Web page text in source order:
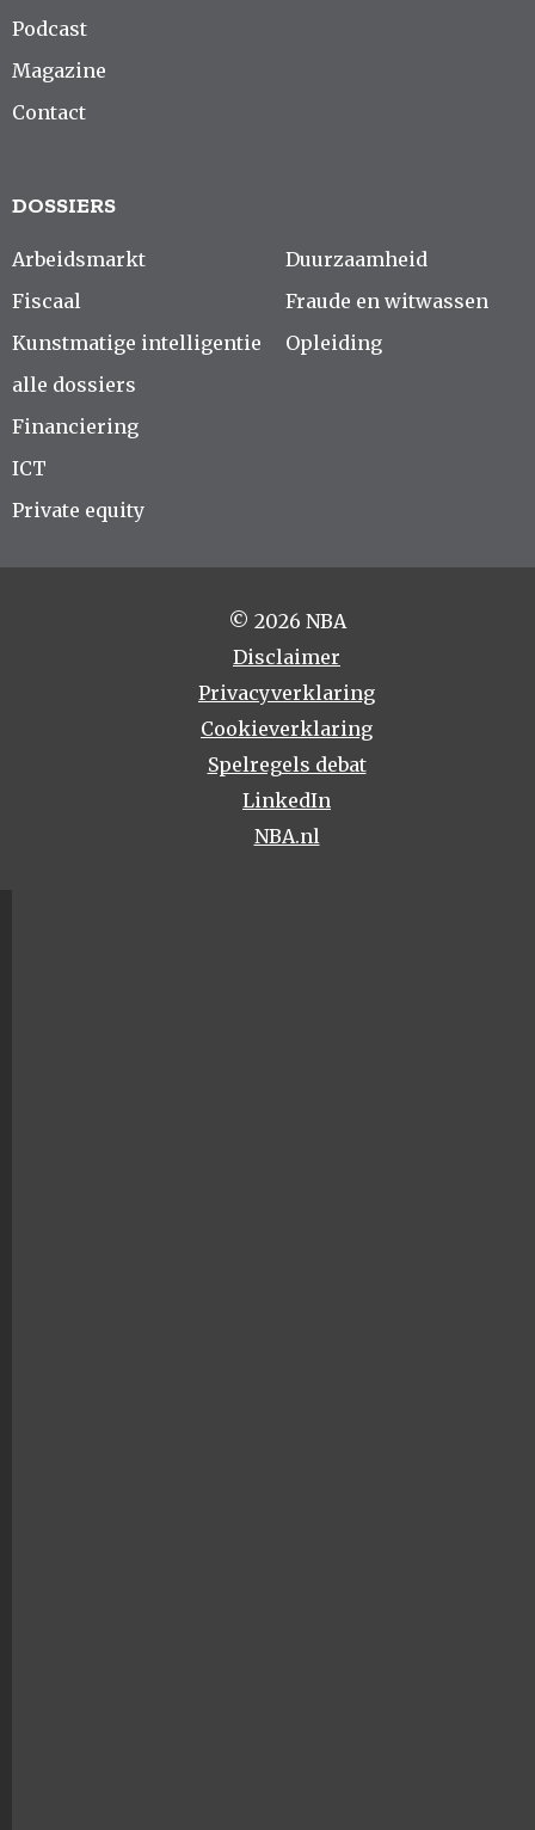
Podcast
Magazine
Contact
DOSSIERS
Arbeidsmarkt
Fiscaal
Kunstmatige intelligentie
alle dossiers
Duurzaamheid
Fraude en witwassen
Opleiding
Financiering
ICT
Private equity
© 2026 NBA
Disclaimer
Privacyverklaring
Cookieverklaring
Spelregels debat
LinkedIn
NBA.nl